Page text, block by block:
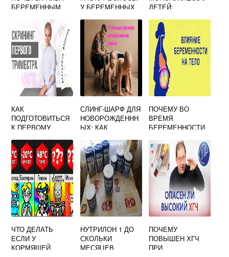
БЕРЕМЕННЫМ
У БЕРЕМЕННЫХ
ДЕТЕЙ:
ЛЕЧЕНИЕ
БОЛЕЗНИ -
KARDIOBIT.RU
КАК
ПОДГОТОВИТЬСЯ
К ПЕРВОМУ
БЕРЕМЕННОСТИ
12 НЕДЕЛЬ
СЛИНГ-ШАРФ ДЛЯ
НОВОРОЖДЕННН
ЫХ: КАК
ЗАВЯЗАТЬ И
СШИТЬ ДОМА
ПОЧЕМУ ВО
ВРЕМЯ
БЕРЕМЕННОСТИ
РОДИНКИ
ЧТО ДЕЛАТЬ
ЕСЛИ У
КОРМЯЩЕЙ
НУТРИЛОН 1 ДО
СКОЛЬКИ
МЕСЯЦЕВ
ПОЧЕМУ
ПОВЫШЕН ХГЧ
ПРИ